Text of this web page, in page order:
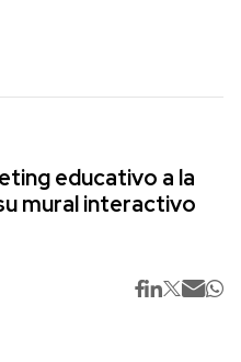
educativo a la
mural interactivo